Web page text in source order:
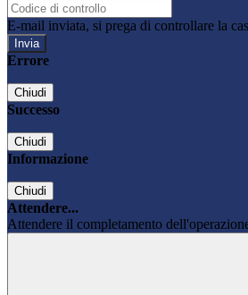
E-mail inviata, si prega di controllare la
Errore
Chiudi
Successo
Chiudi
Informazione
Chiudi
Attendere...
Attendere il completamento